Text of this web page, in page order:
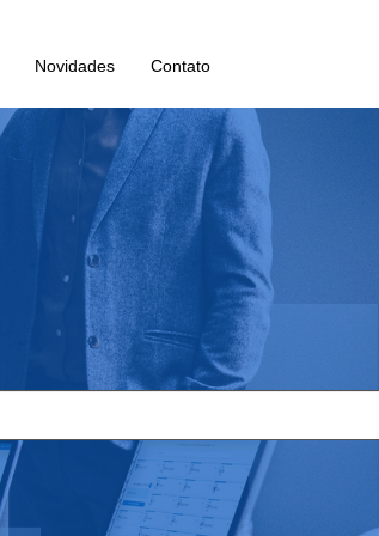
Novidades Contato